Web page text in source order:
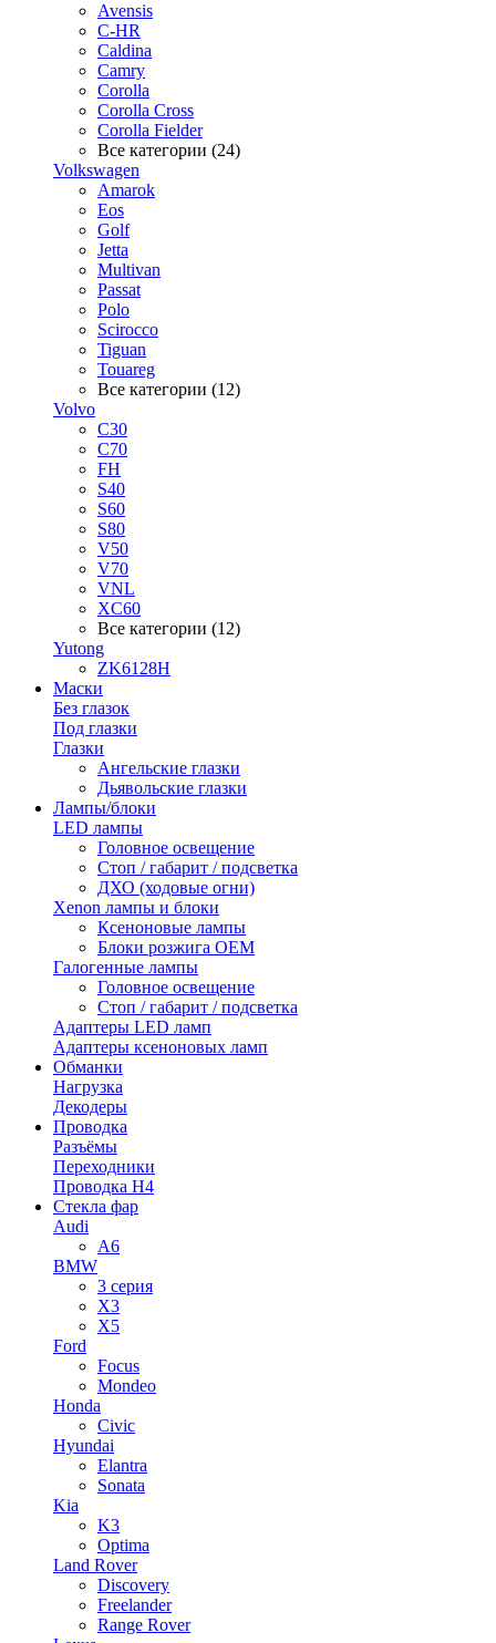
Avensis
C-HR
Caldina
Camry
Corolla
Corolla Cross
Corolla Fielder
Все категории (24)
Volkswagen
Amarok
Eos
Golf
Jetta
Multivan
Passat
Polo
Scirocco
Tiguan
Touareg
Все категории (12)
Volvo
C30
C70
FH
S40
S60
S80
V50
V70
VNL
XC60
Все категории (12)
Yutong
ZK6128H
Маски
Без глазок
Под глазки
Глазки
Ангельские глазки
Дьявольские глазки
Лампы/блоки
LED лампы
Головное освещение
Стоп / габарит / подсветка
ДХО (ходовые огни)
Xenon лампы и блоки
Ксеноновые лампы
Блоки розжига OEM
Галогенные лампы
Головное освещение
Стоп / габарит / подсветка
Адаптеры LED ламп
Адаптеры ксеноновых ламп
Обманки
Нагрузка
Декодеры
Проводка
Разъёмы
Переходники
Проводка H4
Стекла фар
Audi
A6
BMW
3 серия
X3
X5
Ford
Focus
Mondeo
Honda
Civic
Hyundai
Elantra
Sonata
Kia
K3
Optima
Land Rover
Discovery
Freelander
Range Rover